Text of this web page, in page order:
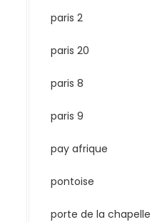
paris 2
paris 20
paris 8
paris 9
pay afrique
pontoise
porte de la chapelle